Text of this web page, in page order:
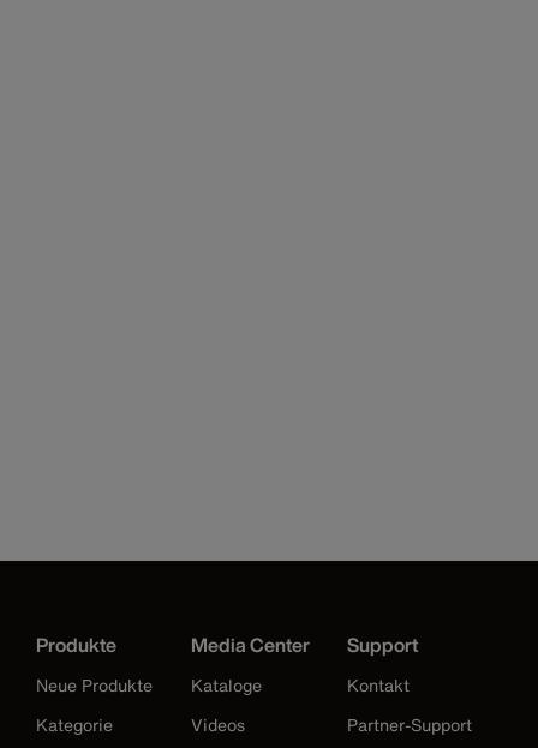
Produkte
Neue Produkte
Kategorie
Media Center
Kataloge
Videos
Support
Kontakt
Partner-Support